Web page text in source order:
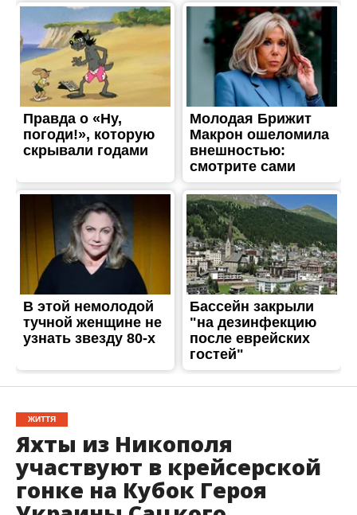
ЖИТТЯ
Яхты из Никополя
участвуют в крейсерской
гонке на Кубок Героя
Украины Сацкого
Опубліковано08.07.2018
7 и 8 июля в Запорожье состоялось